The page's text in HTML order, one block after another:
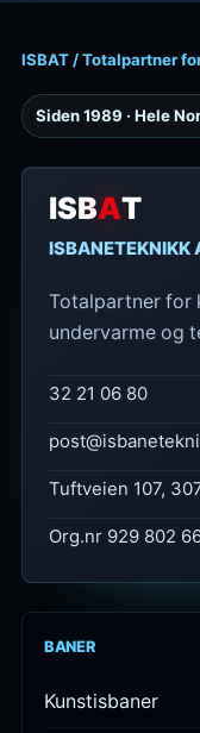
ISBAT / Totalpartner
Siden 1989 · Hele
ISBAT
ISBANETEKNIKK
Totalpartner for
undervarme og
32 21 06 80
Tuftveien 107,
Org.nr 929 802
BANER
Kunstisbaner